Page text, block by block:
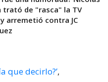
trató de "rasca" la TV
arremetió contra JC
que decirlo?’,